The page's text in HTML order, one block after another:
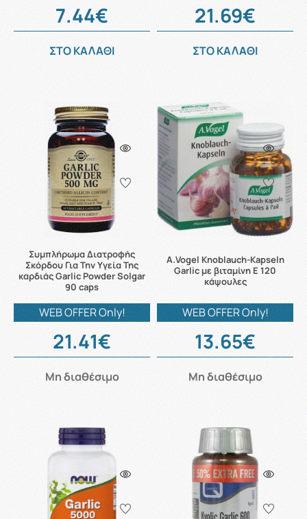
7.44€
ΣΤΟ ΚΑΛΑΘΙ
21.69€
ΣΤΟ ΚΑΛΑΘΙ
Συμπλήρωμα Διατροφής
Σκόρδου Για Την Υγεία Της
καρδιάς Garlic Powder Solgar
90 caps
WEB OFFER Only!
21.41€
Μη διαθέσιμο
A.Vogel Knoblauch-Kapseln
Garlic με βιταμίνη Ε 120
κάψουλες
WEB OFFER Only!
13.65€
Μη διαθέσιμο